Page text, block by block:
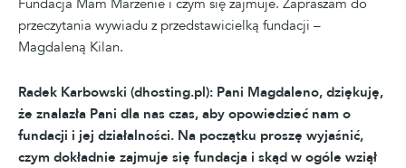
przeczytania wywiadu z przedstawicielką fundacji –
Magdaleną Kilan.
Radek Karbowski (dhosting.pl): Pani Magdaleno, dziękuję,
że znalazła Pani dla nas czas, aby opowiedzieć nam o
fundacji i jej działalności. Na początku proszę wyjaśnić,
czym dokładnie zajmuje się fundacja i skąd w ogóle wziął